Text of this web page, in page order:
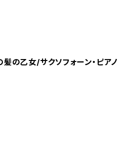
髪の乙女/サクソフォーン・ピアノ